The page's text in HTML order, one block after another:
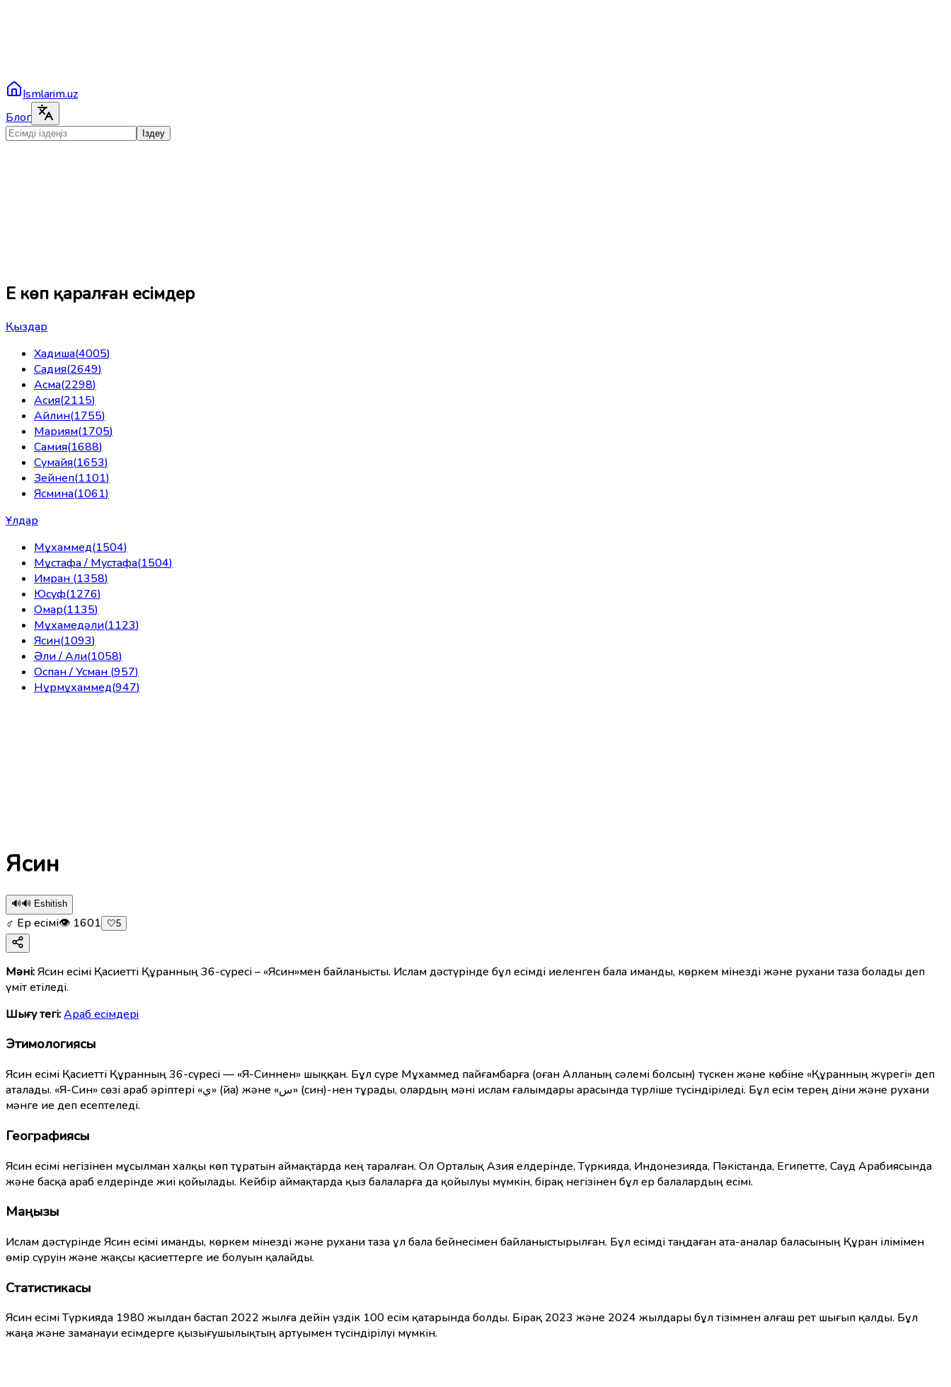
Ismlarim.uz
Блог
Іздеу
Ең көп қаралған есімдер
Қыздар
Хадиша(4005)
Садия(2649)
Асма(2298)
Асия(2115)
Айлин(1755)
Мариям(1705)
Самия(1688)
Сумайя(1653)
Зейнеп(1101)
Ясмина(1061)
Ұлдар
Мұхаммед(1504)
Мұстафа / Мустафа(1504)
Имран (1358)
Юсуф(1276)
Омар(1135)
Мұхамедәли(1123)
Ясин(1093)
Әли / Али(1058)
Оспан / Усман (957)
Нұрмұхаммед(947)
Ясин
🔊🔊 Eshitish
♂ Ер есімі👁 1601 🤍5
Мәні:Ясин есімі Қасиетті Құранның 36-сүресі – «Ясин»мен байланысты. Ислам дәстүрінде бұл есімді иеленген бала иманды, көркем мінезді және рухани таза болады деп
үміт етіледі.
Шығу тегі:Араб есімдерi
Этимологиясы
Ясин есімі Қасиетті Құранның 36-сүресі — «Я-Синнен» шыққан. Бұл сүре Мұхаммед пайғамбарға (оған Алланың сәлемі болсын) түскен және көбіне «Құранның жүрегі» деп
аталады. «Я-Син» сөзі араб әріптері «ي» (йа) және «س» (син)-нен тұрады, олардың мәні ислам ғалымдары арасында түрліше түсіндіріледі. Бұл есім терең діни және рухани
мәнге ие деп есептеледі.
Географиясы
Ясин есімі негізінен мұсылман халқы көп тұратын аймақтарда кең таралған. Ол Орталық Азия елдерінде, Түркияда, Индонезияда, Пәкістанда, Египетте, Сауд Арабиясында
және басқа араб елдерінде жиі қойылады. Кейбір аймақтарда қыз балаларға да қойылуы мүмкін, бірақ негізінен бұл ер балалардың есімі.
Маңызы
Ислам дәстүрінде Ясин есімі иманды, көркем мінезді және рухани таза ұл бала бейнесімен байланыстырылған. Бұл есімді таңдаған ата-аналар баласының Құран ілімімен
өмір сүруін және жақсы қасиеттерге ие болуын қалайды.
Статистикасы
Ясин есімі Түркияда 1980 жылдан бастап 2022 жылға дейін үздік 100 есім қатарында болды. Бірақ 2023 және 2024 жылдары бұл тізімнен алғаш рет шығып қалды. Бұл
жаңа және заманауи есімдерге қызығушылықтың артуымен түсіндірілуі мүмкін.